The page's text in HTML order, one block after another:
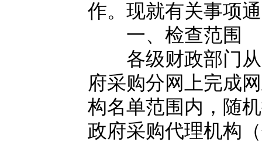
作。现就有关事项
一、检查范围
各级财政部门从
府采购分网上完成
构名单范围内，随
政府采购代理机构